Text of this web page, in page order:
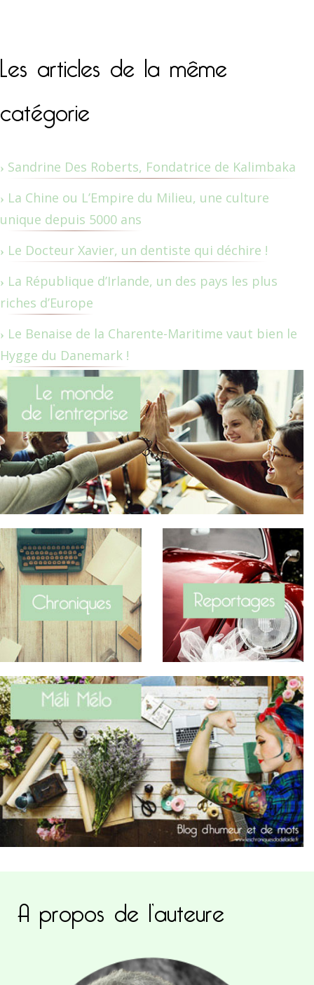
Les articles de la même
catégorie
Sandrine Des Roberts, Fondatrice de Kalimbaka
La Chine ou L’Empire du Milieu, une culture
unique depuis 5000 ans
Le Docteur Xavier, un dentiste qui déchire !
La République d’Irlande, un des pays les plus
riches d’Europe
Le Benaise de la Charente-Maritime vaut bien le
Hygge du Danemark !
A propos de l’auteure